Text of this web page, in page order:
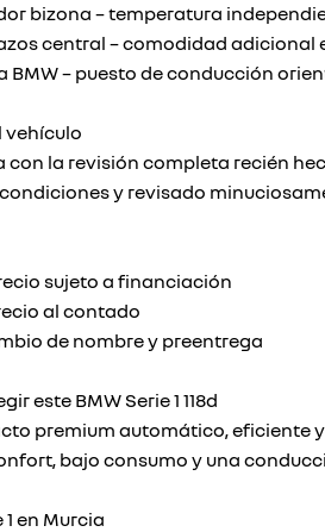
bizona – temperatura
central – comodidad adicional
BMW – puesto de conducción
vehículo
con la revisión completa recién
y revisado
sujeto a financiación
al contado
de nombre y preentrega
este BMW Serie 1 118d
premium automático, eficiente
bajo consumo y una
1 en Murcia